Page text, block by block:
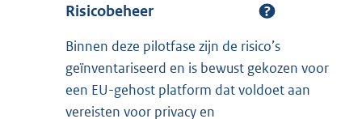
Risicobeheer
Binnen deze pilotfase zijn de risico’s
geïnventariseerd en is bewust gekozen voor
een EU-gehost platform dat voldoet aan
vereisten voor privacy en